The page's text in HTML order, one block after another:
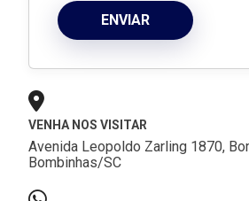
ENVIAR
VENHA NOS VISITAR
Avenida Leopoldo Zarling 1870,
Bombinhas/SC